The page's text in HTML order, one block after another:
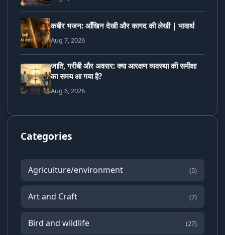
कबीर भजन: आँखिन देखी और कागद की लेखी | भावार्थ
Aug 7, 2026
जाति, गरीबी और अवसर: क्या आरक्षण व्यवस्था की समीक्षा
का समय आ गया है?
Aug 6, 2026
Categories
Agriculture/environment (5)
Art and Craft (7)
Bird and wildlife (27)